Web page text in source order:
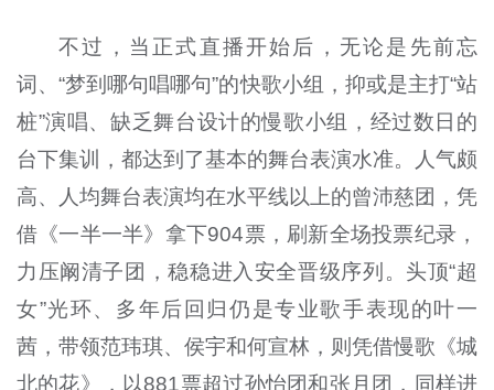
不过，当正式直播开始后，无论是先前忘
词、“梦到哪句唱哪句”的快歌小组，抑或是主打“站
桩”演唱、缺乏舞台设计的慢歌小组，经过数日的
台下集训，都达到了基本的舞台表演水准。人气颇
高、人均舞台表演均在水平线以上的曾沛慈团，凭
借《一半一半》拿下904票，刷新全场投票纪录，
力压阚清子团，稳稳进入安全晋级序列。头顶“超
女”光环、多年后回归仍是专业歌手表现的叶一
茜，带领范玮琪、侯宇和何宣林，则凭借慢歌《城
北的花》，以881票超过孙怡团和张月团，同样进